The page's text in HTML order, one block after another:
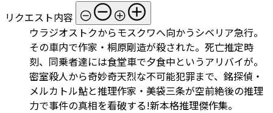
リクエスト内容
ウラジオストクからモスクワへ向かうシベリア急行。
その車内で作家・桐原剛造が殺された。死亡推定時
刻、同乗者達には食堂車で夕食中というアリバイが。
密室殺人から奇妙奇天烈な不可能犯罪まで、銘探偵・
メルカトル鮎と推理作家・美袋三条が空前絶後の推理
力で事件の真相を看破する!新本格推理傑作集。